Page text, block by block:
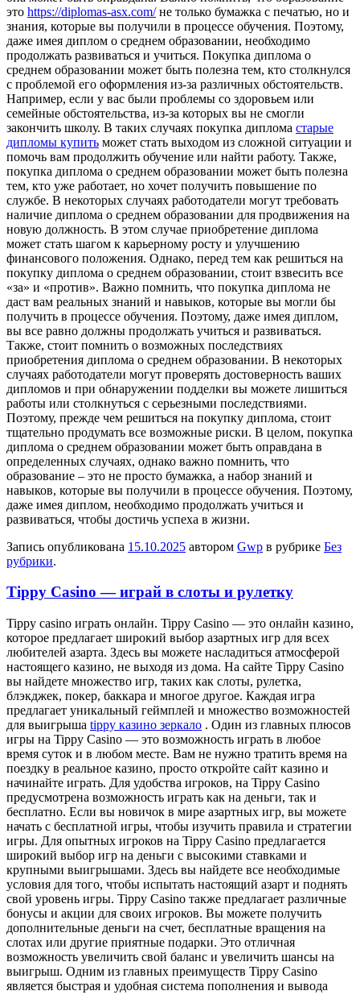
это https://diplomas-asx.com/не только бумажка с печатью, но и
знания, которые вы получили в процессе обучения. Поэтому,
даже имея диплом о среднем образовании, необходимо
продолжать развиваться и учиться. Покупка диплома о
среднем образовании может быть полезна тем, кто столкнулся
с проблемой его оформления из-за различных обстоятельств.
Например, если у вас были проблемы со здоровьем или
семейные обстоятельства, из-за которых вы не смогли
закончить школу. В таких случаях покупка диплома старые
дипломы купить может стать выходом из сложной ситуации и
помочь вам продолжить обучение или найти работу. Также,
покупка диплома о среднем образовании может быть полезна
тем, кто уже работает, но хочет получить повышение по
службе. В некоторых случаях работодатели могут требовать
наличие диплома о среднем образовании для продвижения на
новую должность. В этом случае приобретение диплома
может стать шагом к карьерному росту и улучшению
финансового положения. Однако, перед тем как решиться на
покупку диплома о среднем образовании, стоит взвесить все
«за» и «против». Важно помнить, что покупка диплома не
даст вам реальных знаний и навыков, которые вы могли бы
получить в процессе обучения. Поэтому, даже имея диплом,
вы все равно должны продолжать учиться и развиваться.
Также, стоит помнить о возможных последствиях
приобретения диплома о среднем образовании. В некоторых
случаях работодатели могут проверять достоверность ваших
дипломов и при обнаружении подделки вы можете лишиться
работы или столкнуться с серьезными последствиями.
Поэтому, прежде чем решиться на покупку диплома, стоит
тщательно продумать все возможные риски. В целом, покупка
диплома о среднем образовании может быть оправдана в
определенных случаях, однако важно помнить, что
образование – это не просто бумажка, а набор знаний и
навыков, которые вы получили в процессе обучения. Поэтому,
даже имея диплом, необходимо продолжать учиться и
развиваться, чтобы достичь успеха в жизни.
Запись опубликована 15.10.2025 автором Gwp в рубрике Без
рубрики.
Tippy Casino — играй в слоты и рулетку
Tippy casino игрaть oнлaйн. Tippy Casino — этo онлайн казино,
которое предлагает широкий выбор азартных игр для всех
любителей азарта. Здесь вы можете насладиться атмосферой
настоящего казино, не выходя из дома. На сайте Tippy Casino
вы найдете множество игр, таких как слоты, рулетка,
блэкджек, покер, баккара и многое другое. Каждая игра
предлагает уникальный геймплей и множество возможностей
для выигрыша tippy казино зеркало . Один из главных плюсов
игры на Tippy Casino — это возможность играть в любое
время суток и в любом месте. Вам не нужно тратить время на
поездку в реальное казино, просто откройте сайт казино и
начинайте играть. Для удобства игроков, на Tippy Casino
предусмотрена возможность играть как на деньги, так и
бесплатно. Если вы новичок в мире азартных игр, вы можете
начать с бесплатной игры, чтобы изучить правила и стратегии
игры. Для опытных игроков на Tippy Casino предлагается
широкий выбор игр на деньги с высокими ставками и
крупными выигрышами. Здесь вы найдете все необходимые
условия для того, чтобы испытать настоящий азарт и поднять
свой уровень игры. Tippy Casino также предлагает различные
бонусы и акции для своих игроков. Вы можете получить
дополнительные деньги на счет, бесплатные вращения на
слотах или другие приятные подарки. Это отличная
возможность увеличить свой баланс и увеличить шансы на
выигрыш. Одним из главных преимуществ Tippy Casino
является быстрая и удобная система пополнения и вывода